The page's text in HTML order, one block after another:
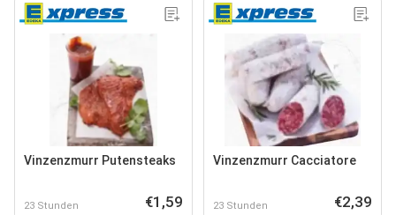
Vinzenzmurr Putensteaks
23 Stunden €1,59
Vinzenzmurr Cacciatore
23 Stunden €2,39